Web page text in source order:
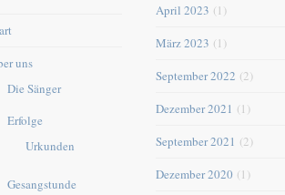
uns
Die Sänger
Erfolge
Urkunden
Gesangstunde
April 2023 (1)
März 2023 (1)
September 2022 (2)
Dezember 2021 (1)
September 2021 (2)
Dezember 2020 (1)